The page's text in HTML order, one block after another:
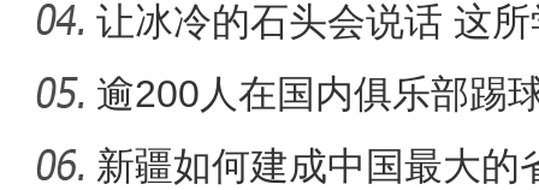
实拍新疆乌孙山
起”？
让冰冷的石头会说话 这
成特色名
逾200人在国内俱乐部踢
人才济
新疆如何建成中国最大的